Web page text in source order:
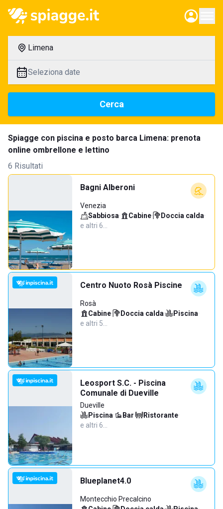
Limena
Seleziona date
Cerca
Spiagge con piscina e posto barca Limena: prenota
online ombrellone e lettino
6 Risultati
Bagni Alberoni
Venezia
Sabbiosa· Cabine· Doccia calda·
e altri 6…
Centro Nuoto Rosà Piscine
Rosà
Cabine· Doccia calda· Piscina·
e altri 5…
Leosport S.C. - Piscina
Comunale di Dueville
Dueville
Piscina· Bar· Ristorante·
e altri 6…
Blueplanet4.0
Montecchio Precalcino